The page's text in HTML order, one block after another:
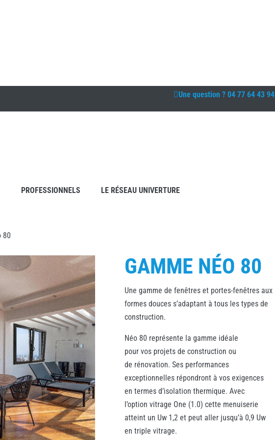
Une question ? 04 77 64 43 94
PROFESSIONNELS LE RÉSEAU UNIVERTURE
80
GAMME NÉO 80
Une gamme de fenêtres et portes-fenêtres aux
formes douces s’adaptant à tous les types de
construction.
Néo 80 représente la gamme idéale
pour vos projets de construction ou
de rénovation. Ses performances
exceptionnelles répondront à vos exigences
en termes d’isolation thermique. Avec
l’option vitrage One (1.0) cette menuiserie
atteint un Uw 1,2 et peut aller jusqu’à 0,9 Uw
en triple vitrage.